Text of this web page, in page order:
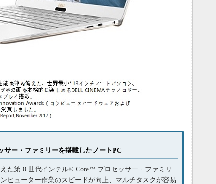
ー・ファミリーを搭載したノートPC
た第 8 世代インテル® Core™ プロセッサー・ファミリ
ピューター作業のスピードが向上、マルチタスクが容易